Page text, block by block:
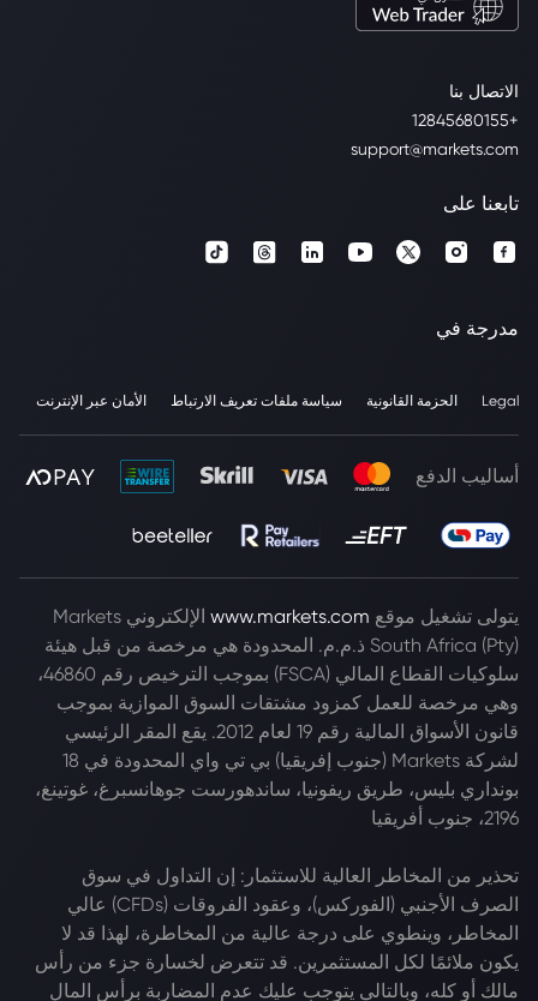
الاتصال بنا
+12845680155
support@markets.com
تابعنا على
مدرجة في
Legal الحزمة القانونية سياسة ملفات تعريف الارتباط الأمان عبر الإنترنت
أساليب الدفع
يتولى تشغيل موقع www.markets.com
الإلكتروني Markets
South Africa (Pty) ذ.م.م. المحدودة هي مرخصة من قبل هيئة
سلوكيات القطاع المالي (FSCA) بموجب الترخيص رقم 46860،
وهي مرخصة للعمل كمزود مشتقات السوق الموازية بموجب
قانون الأسواق المالية رقم 19 لعام 2012. يقع المقر الرئيسي
لشركة Markets (جنوب إفريقيا) بي تي واي المحدودة في 18
بونداري بليس، طريق ريفونيا، ساندهورست جوهانسبرغ، غوتينغ،
2196، جنوب أفريقيا
تحذير من المخاطر العالية للاستثمار: إن التداول في سوق
الصرف الأجنبي (الفوركس)، وعقود الفروقات (CFDs) عالي
المخاطر، وينطوي على درجة عالية من المخاطرة، لهذا قد لا
يكون ملائمًا لكل المستثمرين. قد تتعرض لخسارة جزء من رأس
مالك أو كله، وبالتالي يتوجب عليك عدم المضاربة برأس المال